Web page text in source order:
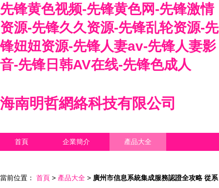
先锋黄色视频-先锋黄色网-先锋激情
资源-先锋久久资源-先锋乱轮资源-先
锋妞妞资源-先锋人妻av-先锋人妻影
音-先锋日韩AV在线-先锋色成人
海南明哲網絡科技有限公司
首頁 企業簡介 產品大全
當前位置： 首頁 > 產品大全 > 廣州市信息系統集成服務認證全攻略 從系